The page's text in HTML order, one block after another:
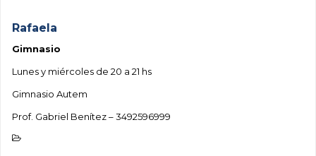
Rafaela
Gimnasio
Lunes y miércoles de 20 a 21 hs
Gimnasio Autem
Prof. Gabriel Benítez – 3492596999